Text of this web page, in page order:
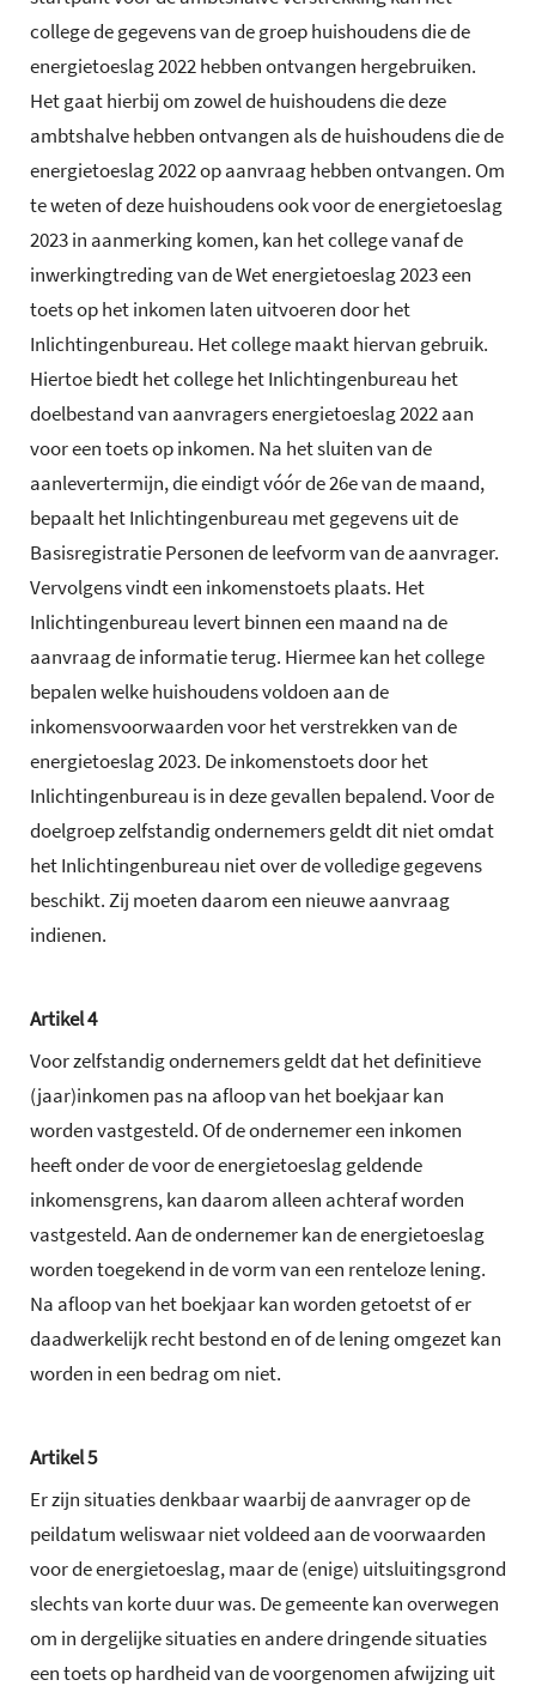
college de gegevens van de groep huishoudens die de
energietoeslag 2022 hebben ontvangen hergebruiken.
Het gaat hierbij om zowel de huishoudens die deze
ambtshalve hebben ontvangen als de huishoudens die de
energietoeslag 2022 op aanvraag hebben ontvangen. Om
te weten of deze huishoudens ook voor de energietoeslag
2023 in aanmerking komen, kan het college vanaf de
inwerkingtreding van de Wet energietoeslag 2023 een
toets op het inkomen laten uitvoeren door het
Inlichtingenbureau. Het college maakt hiervan gebruik.
Hiertoe biedt het college het Inlichtingenbureau het
doelbestand van aanvragers energietoeslag 2022 aan
voor een toets op inkomen. Na het sluiten van de
aanlevertermijn, die eindigt vóór de 26e van de maand,
bepaalt het Inlichtingenbureau met gegevens uit de
Basisregistratie Personen de leefvorm van de aanvrager.
Vervolgens vindt een inkomenstoets plaats. Het
Inlichtingenbureau levert binnen een maand na de
aanvraag de informatie terug. Hiermee kan het college
bepalen welke huishoudens voldoen aan de
inkomensvoorwaarden voor het verstrekken van de
energietoeslag 2023. De inkomenstoets door het
Inlichtingenbureau is in deze gevallen bepalend. Voor de
doelgroep zelfstandig ondernemers geldt dit niet omdat
het Inlichtingenbureau niet over de volledige gegevens
beschikt. Zij moeten daarom een nieuwe aanvraag
indienen.
Artikel 4
Voor zelfstandig ondernemers geldt dat het definitieve
(jaar)inkomen pas na afloop van het boekjaar kan
worden vastgesteld. Of de ondernemer een inkomen
heeft onder de voor de energietoeslag geldende
inkomensgrens, kan daarom alleen achteraf worden
vastgesteld. Aan de ondernemer kan de energietoeslag
worden toegekend in de vorm van een renteloze lening.
Na afloop van het boekjaar kan worden getoetst of er
daadwerkelijk recht bestond en of de lening omgezet kan
worden in een bedrag om niet.
Artikel 5
Er zijn situaties denkbaar waarbij de aanvrager op de
peildatum weliswaar niet voldeed aan de voorwaarden
voor de energietoeslag, maar de (enige) uitsluitingsgrond
slechts van korte duur was. De gemeente kan overwegen
om in dergelijke situaties en andere dringende situaties
een toets op hardheid van de voorgenomen afwijzing uit